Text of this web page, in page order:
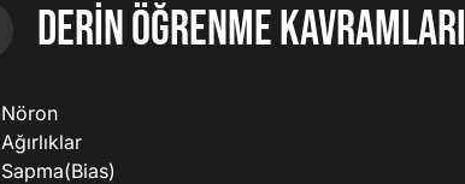
DERİN ÖĞRENME KAVRAMLARI
Nöron
Ağırlıklar
Sapma(Bias)